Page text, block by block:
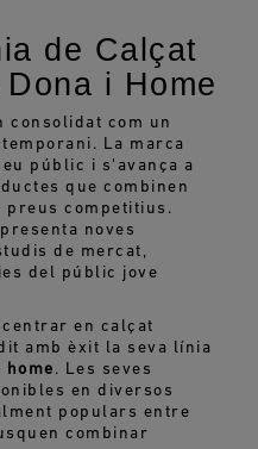
de Calçat
i Home
consolidat com un
La marca
públic i s'avança a
que combinen
competitius.
noves
de mercat,
del públic jove
en calçat
amb èxit la seva línia
home . Les seves
en diversos
populars entre
combinar